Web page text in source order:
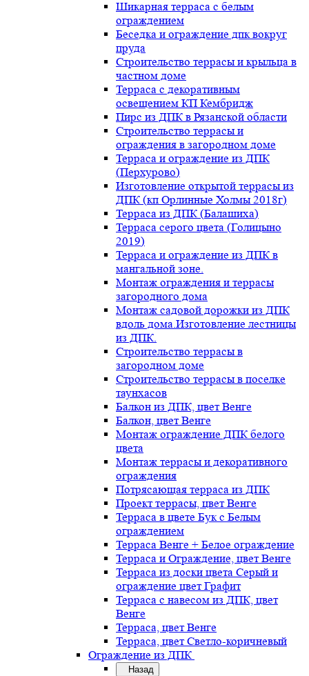
Шикарная терраса с белым
ограждением
Беседка и ограждение дпк вокруг
пруда
Строительство террасы и крыльца в
частном доме
Терраса с декоративным
освещением КП Кембридж
Пирс из ДПК в Рязанской области
Строительство террасы и
ограждения в загородном доме
Терраса и ограждение из ДПК
(Перхурово)
Изготовление открытой террасы из
ДПК (кп Орлинные Холмы 2018г)
Терраса из ДПК (Балашиха)
Терраса серого цвета (Голицыно
2019)
Терраса и ограждение из ДПК в
мангальной зоне.
Монтаж ограждения и террасы
загородного дома
Монтаж садовой дорожки из ДПК
вдоль дома.Изготовление лестницы
из ДПК.
Строительство террасы в
загородном доме
Строительство террасы в поселке
таунхасов
Балкон из ДПК, цвет Венге
Балкон, цвет Венге
Монтаж ограждение ДПК белого
цвета
Монтаж террасы и декоративного
ограждения
Потрясающая терраса из ДПК
Проект террасы, цвет Венге
Терраса в цвете Бук с Белым
ограждением
Терраса Венге + Белое ограждение
Терраса и Ограждение, цвет Венге
Терраса из доски цвета Серый и
ограждение цвет Графит
Терраса с навесом из ДПК, цвет
Венге
Терраса, цвет Венге
Терраса, цвет Светло-коричневый
Ограждение из ДПК
Назад